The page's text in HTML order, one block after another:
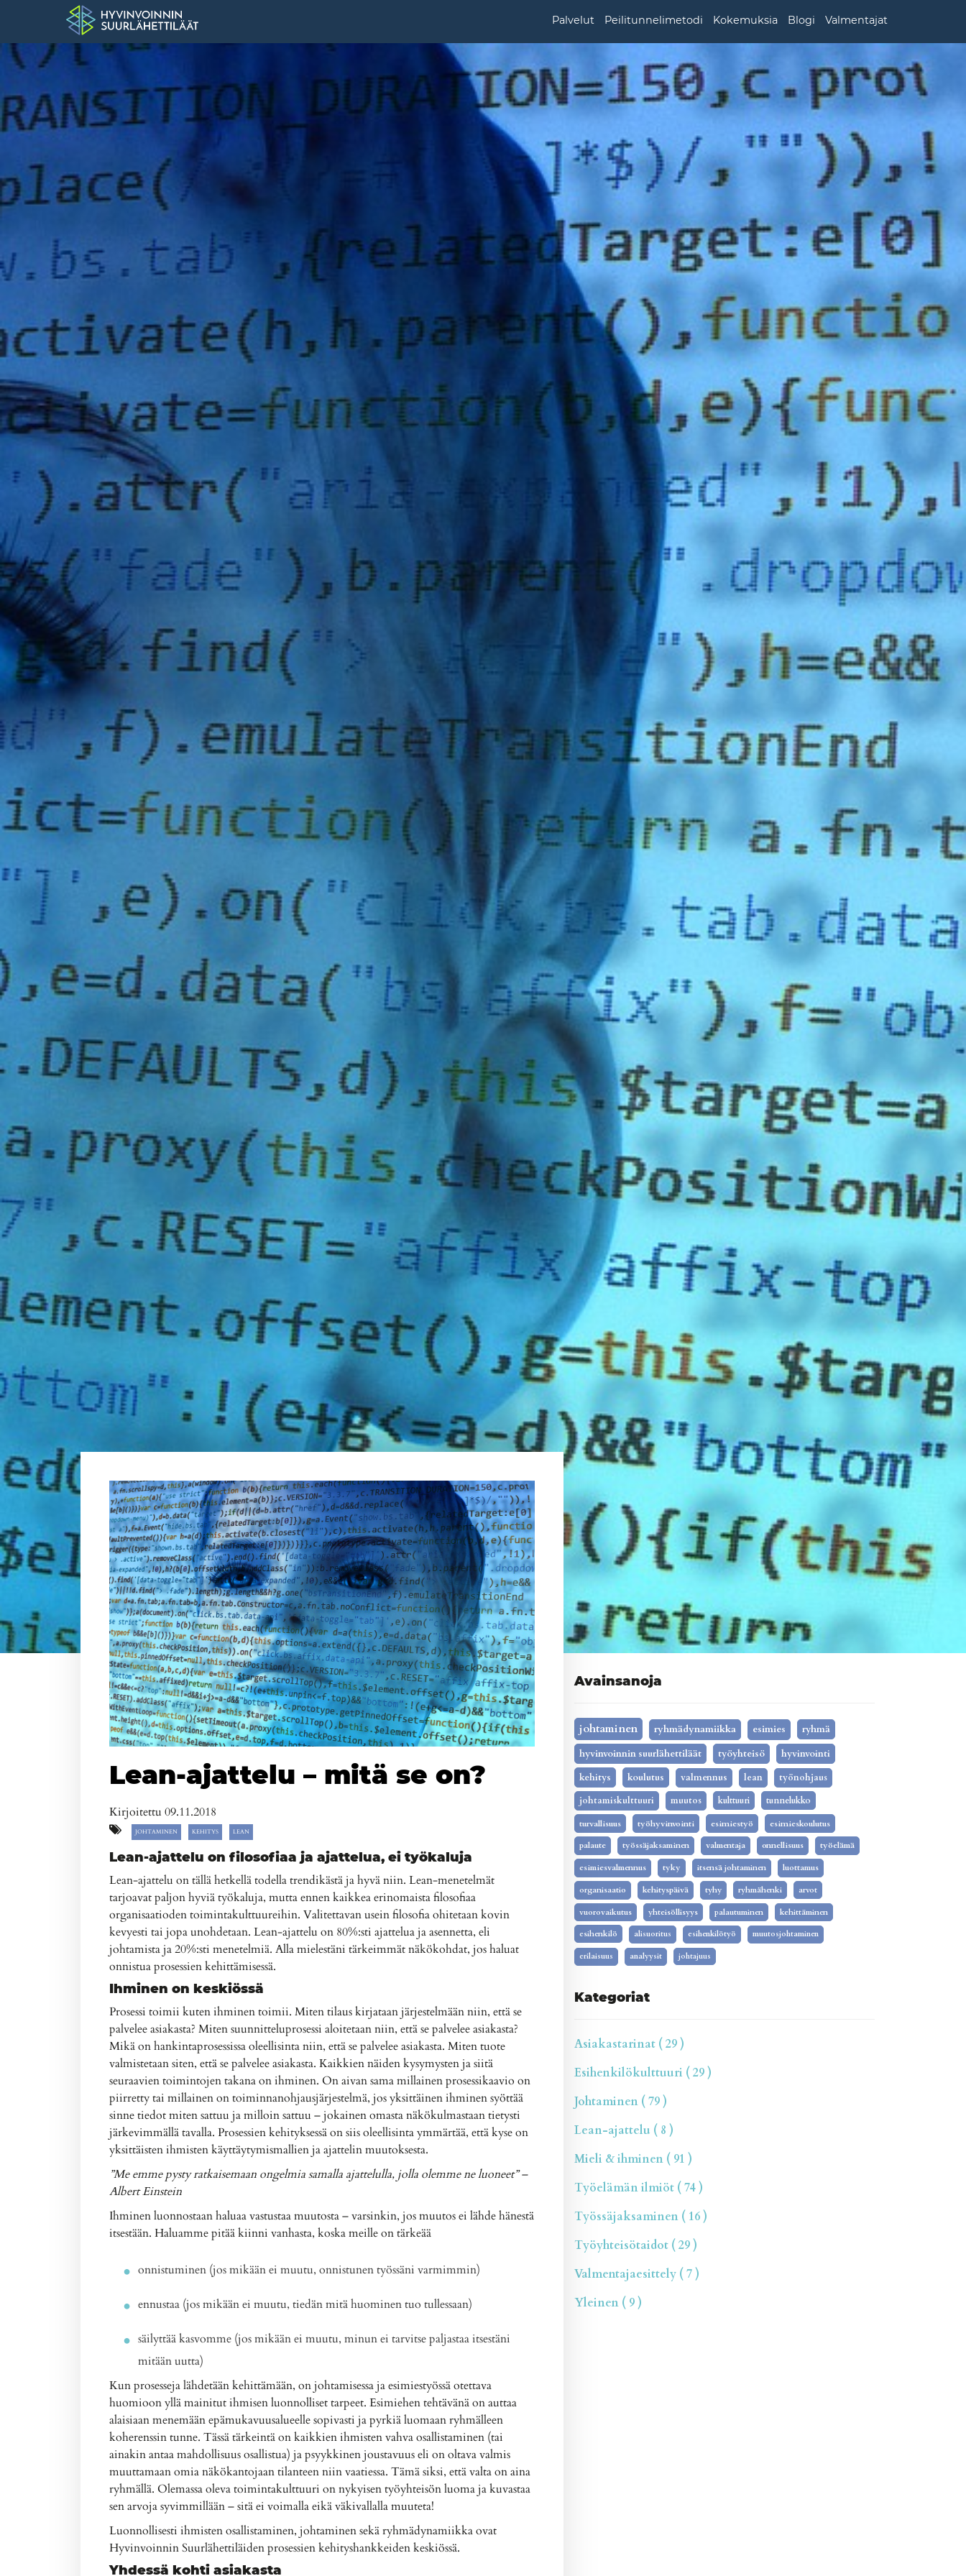
Palvelut Peilitunnelimetodi Kokemuksia Blogi Valmentajat
Lean-ajattelu – mitä se on?
Kirjoitettu 09.11.2018
JOHTAMINEN KEHITYS LEAN
Lean-ajattelu on filosofiaa ja ajattelua, ei työkaluja
Lean-ajattelu on tällä hetkellä todella trendikästä ja hyvä niin. Lean-menetelmät
tarjoavat paljon hyviä työkaluja, mutta ennen kaikkea erinomaista filosofiaa
organisaatioden toimintakulttuureihin. Valitettavan usein filosofia ohitetaan kovin
kevyesti tai jopa unohdetaan. Lean-ajattelu on 80%:sti ajattelua ja asennetta, eli
johtamista ja 20%:sti menetelmiä. Alla mielestäni tärkeimmät näkökohdat, jos haluat
onnistua prosessien kehittämisessä.
Ihminen on keskiössä
Prosessi toimii kuten ihminen toimii. Miten tilaus kirjataan järjestelmään niin, että se
palvelee asiakasta? Miten suunnitteluprosessi aloitetaan niin, että se palvelee asiakasta?
Mikä on hankintaprosessissa oleellisinta niin, että se palvelee asiakasta. Miten tuote
valmistetaan siten, että se palvelee asiakasta. Kaikkien näiden kysymysten ja siitä
seuraavien toimintojen takana on ihminen. On aivan sama millainen prosessikaavio on
piirretty tai millainen on toiminnanohjausjärjestelmä, jos yksittäinen ihminen syöttää
sinne tiedot miten sattuu ja milloin sattuu – jokainen omasta näkökulmastaan tietysti
järkevimmällä tavalla. Prosessien kehityksessä on siis oleellisinta ymmärtää, että kyse on
yksittäisten ihmisten käyttäytymismallien ja ajattelin muutoksesta.
”Me emme pysty ratkaisemaan ongelmia samalla ajattelulla, jolla olemme ne luoneet” –
Albert Einstein
Ihminen luonnostaan haluaa vastustaa muutosta – varsinkin, jos muutos ei lähde hänestä
itsestään. Haluamme pitää kiinni vanhasta, koska meille on tärkeää
onnistuminen (jos mikään ei muutu, onnistunen työssäni varmimmin)
ennustaa (jos mikään ei muutu, tiedän mitä huominen tuo tullessaan)
säilyttää kasvomme (jos mikään ei muutu, minun ei tarvitse paljastaa itsestäni
mitään uutta)
Kun prosesseja lähdetään kehittämään, on johtamisessa ja esimiestyössä otettava
huomioon yllä mainitut ihmisen luonnolliset tarpeet. Esimiehen tehtävänä on auttaa
alaisiaan menemään epämukavuusalueelle sopivasti ja pyrkiä luomaan ryhmälleen
koherenssin tunne. Tässä tärkeintä on kaikkien ihmisten vahva osallistaminen (tai
ainakin antaa mahdollisuus osallistua) ja psyykkinen joustavuus eli on oltava valmis
muuttamaan omia näkökantojaan tilanteen niin vaatiessa. Tämä siksi, että valta on aina
ryhmällä. Olemassa oleva toimintakulttuuri on nykyisen työyhteisön luoma ja kuvastaa
sen arvoja syvimmillään – sitä ei voimalla eikä väkivallalla muuteta!
Luonnollisesti ihmisten osallistaminen, johtaminen sekä ryhmädynamiikka ovat
Hyvinvoinnin Suurlähettiläiden prosessien kehityshankkeiden keskiössä.
Yhdessä kohti asiakasta
Avainsanoja
johtaminen ryhmädynamiikka esimies
ryhmä
hyvinvoinnin suurlähettiläät
työyhteisö
hyvinvointi
kehitys
koulutus valmennus lean
työnohjaus
johtamiskulttuuri
muutos kulttuuri
tunnelukko
turvallisuus
työhyvinvointi esimiestyö esimieskoulutus
palaute työssäjaksaminen valmentaja onnellisuus työelämä
esimiesvalmennus tyky itsensä johtaminen luottamus
organisaatio kehityspäivä tyhy ryhmähenki arvot
vuorovaikutus yhteisöllisyys palautuminen
kehittäminen
esihenkilö
alisuoritus esihenkilötyö muutosjohtaminen
erilaisuus analyysit johtajuus
Kategoriat
Asiakastarinat ( 29 )
Esihenkilökulttuuri ( 29 )
Johtaminen ( 79 )
Lean-ajattelu ( 8 )
Mieli & ihminen ( 91 )
Työelämän ilmiöt ( 74 )
Työssäjaksaminen ( 16 )
Työyhteisötaidot ( 29 )
Valmentajaesittely ( 7 )
Yleinen ( 9 )